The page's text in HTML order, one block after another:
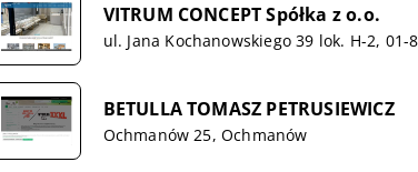
VITRUM CONCEPT Spółka z o.o.
ul. Jana Kochanowskiego 39 lok. H-2, 01-
BETULLA TOMASZ PETRUSIEWICZ
Ochmanów 25, Ochmanów